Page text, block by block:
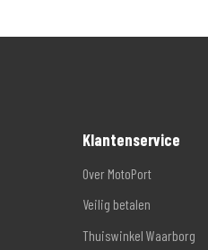
Klantenservice
Over MotoPort
Veilig betalen
Thuiswinkel Waarborg